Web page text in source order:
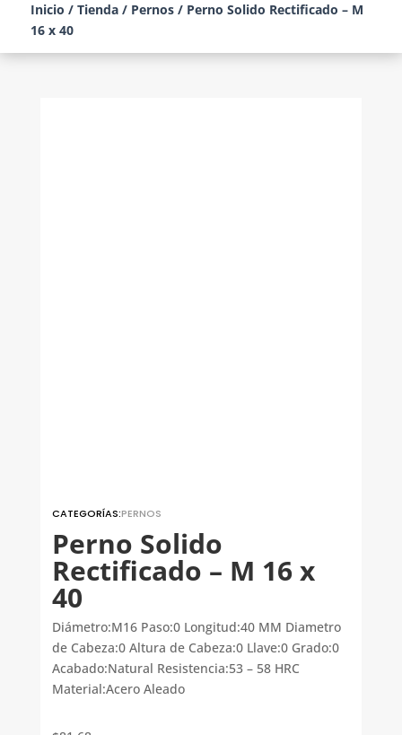
Inicio / Tienda/ Pernos/ Perno Solido Rectificado – M
16 x 40
CATEGORÍAS:PERNOS
Perno Solido
Rectificado – M 16 x
40
Diámetro:M16 Paso:0 Longitud:40 MM Diametro
de Cabeza:0 Altura de Cabeza:0 Llave:0 Grado:0
Acabado:Natural Resistencia:53 – 58 HRC
Material:Acero Aleado